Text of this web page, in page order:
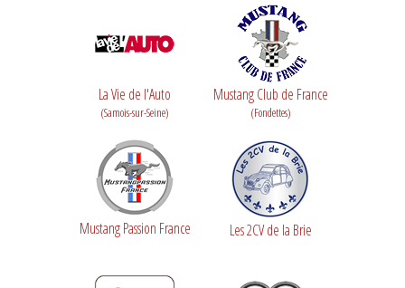
La Vie de l'Auto
(Samois-sur-Seine)
Mustang Club de France
(Fondettes)
Mustang Passion France Les 2CV de la Brie